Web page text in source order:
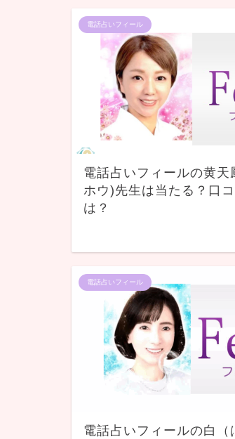
電話占いフィール
電話占いフィールの黄天
ホウ)先生は当たる？口
は？
電話占いフィール
電話占いフィールの白（